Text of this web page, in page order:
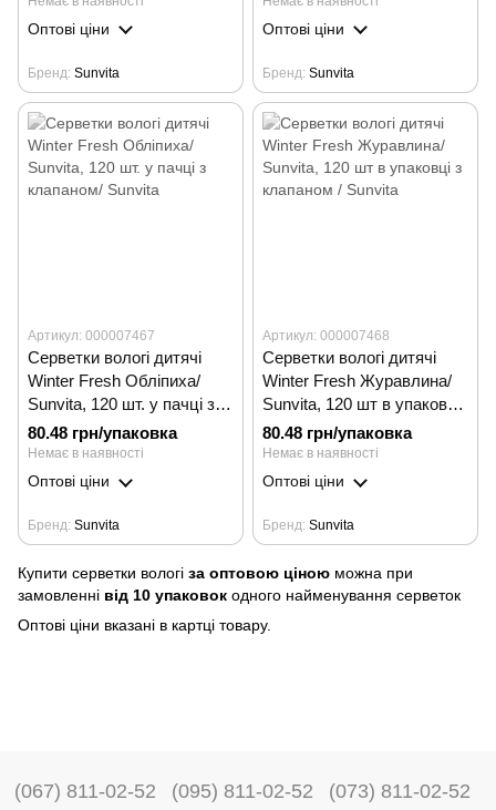
Оптові ціни
Бренд Sunvita
Оптові ціни
Бренд Sunvita
Артикул: 000007467
Серветки вологі дитячі
Winter Fresh Обліпиха/
Sunvita, 120 шт. у пачці з
клапаном/ Sunvita
80.48 грн/упаковка
Немає в наявності
Оптові ціни
Бренд Sunvita
Артикул: 000007468
Серветки вологі дитячі
Winter Fresh Журавлина/
Sunvita, 120 шт в упаковці
з клапаном / Sunvita
80.48 грн/упаковка
Немає в наявності
Оптові ціни
Бренд Sunvita
Купити серветки вологі за оптовою ціною можна при
замовленні від 10 упаковок одного найменування серветок
Оптові ціни вказані в картці товару.
(067) 811-02-52 (095) 811-02-52 (073) 811-02-52